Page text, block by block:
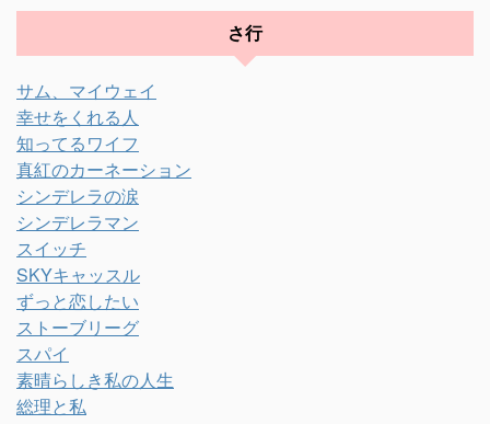
さ行
サム、マイウェイ
幸せをくれる人
知ってるワイフ
真紅のカーネーション
シンデレラの涙
シンデレラマン
スイッチ
SKYキャッスル
ずっと恋したい
ストーブリーグ
スパイ
素晴らしき私の人生
総理と私